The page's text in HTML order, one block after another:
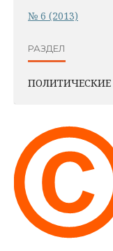
№ 6 (2013)
РАЗДЕЛ